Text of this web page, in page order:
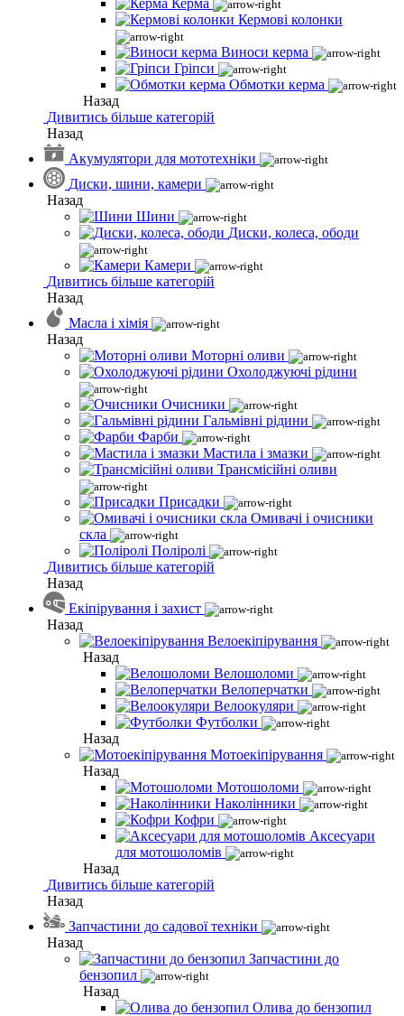
Керма
Кермові колонки
Виноси керма
Гріпси
Обмотки керма
Назад
Дивитись більше категорій
Назад
Акумулятори для мототехніки
Диски, шини, камери
Назад
Шини
Диски, колеса, ободи
Камери
Дивитись більше категорій
Назад
Масла і хімія
Назад
Моторні оливи
Охолоджуючі рідини
Очисники
Гальмівні рідини
Фарби
Мастила і змазки
Трансмісійні оливи
Присадки
Омивачі і очисники
скла
Поліролі
Дивитись більше категорій
Назад
Екіпірування і захист
Назад
Велоекіпірування
Назад
Велошоломи
Велоперчатки
Велоокуляри
Футболки
Назад
Мотоекіпірування
Назад
Мотошоломи
Наколінники
Кофри
Аксесуари
для мотошоломів
Назад
Дивитись більше категорій
Назад
Запчастини до садової техніки
Назад
Запчастини до
бензопил
Назад
Олива до бензопил